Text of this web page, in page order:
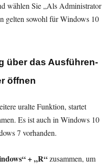
wählen Sie „Als Administrator
gelten sowohl für Windows 10
über das Ausführen-
öffnen
uralte Funktion, startet
Es ist auch in Windows 10
7 vorhanden.
+ „R“zusammen, um